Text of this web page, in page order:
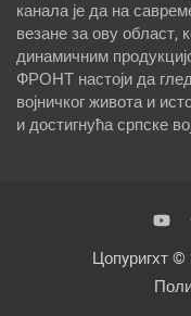
канала је да на
везане за ову област,
динамичним
ФРОНТ настоји да
војничког живота и
и достигнућа српске
Цопyригхт ©